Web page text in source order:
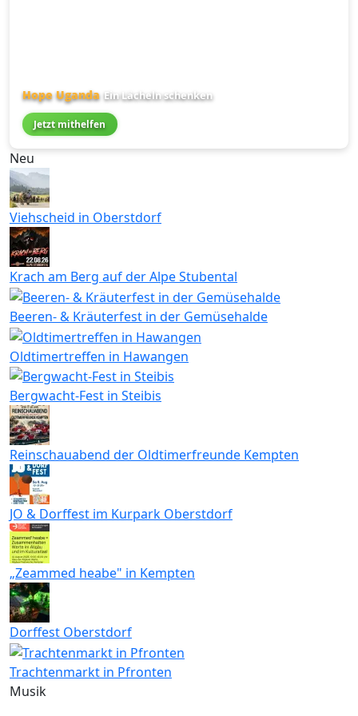
Hope Uganda Ein Lächeln schenken
Jetzt mithelfen
Neu
Viehscheid in Oberstdorf
Krach am Berg auf der Alpe Stubental
Beeren- & Kräuterfest in der Gemüsehalde
Oldtimertreffen in Hawangen
Bergwacht-Fest in Steibis
Reinschauabend der Oldtimerfreunde Kempten
JO & Dorffest im Kurpark Oberstdorf
„Zeammed heabe" in Kempten
Dorffest Oberstdorf
Trachtenmarkt in Pfronten
Musik